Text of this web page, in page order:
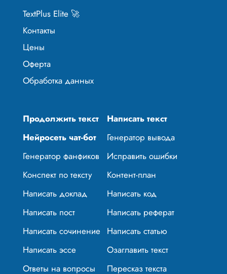
TextPlus Elite 🚀
Контакты
Цены
Оферта
Обработка данных
Продолжить текст
Написать текст
Нейросеть чат-бот
Генератор вывода
Генератор фанфиков
Исправить ошибки
Конспект по тексту
Контент-план
Написать доклад
Написать код
Написать пост
Написать реферат
Написать сочинение Написать статью
Написать эссе
Озаглавить текст
Ответы на вопросы
Пересказ текста